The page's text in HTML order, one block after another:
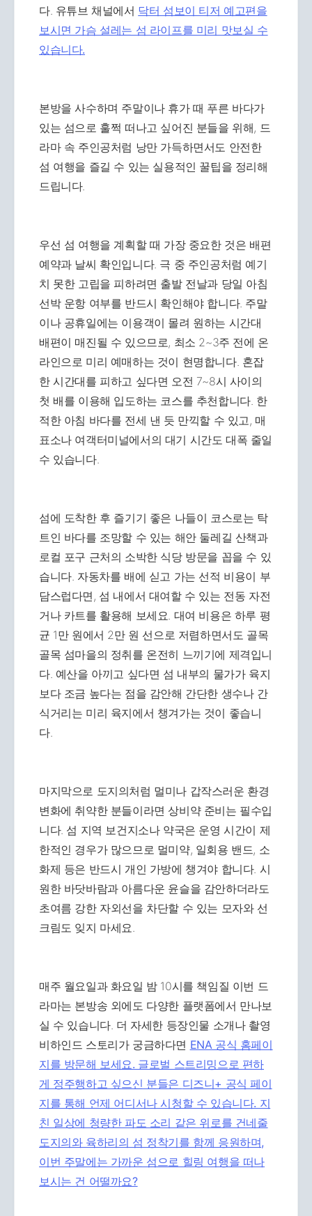
다. 유튜브 채널에서 닥터 섬보이 티저 예고편을
보시면 가슴 설레는 섬 라이프를 미리 맛보실 수
있습니다.
본방을 사수하며 주말이나 휴가 때 푸른 바다가
있는 섬으로 훌쩍 떠나고 싶어진 분들을 위해, 드
라마 속 주인공처럼 낭만 가득하면서도 안전한
섬 여행을 즐길 수 있는 실용적인 꿀팁을 정리해
드립니다.
우선 섬 여행을 계획할 때 가장 중요한 것은 배편
예약과 날씨 확인입니다. 극 중 주인공처럼 예기
치 못한 고립을 피하려면 출발 전날과 당일 아침
선박 운항 여부를 반드시 확인해야 합니다. 주말
이나 공휴일에는 이용객이 몰려 원하는 시간대
배편이 매진될 수 있으므로, 최소 2~3주 전에 온
라인으로 미리 예매하는 것이 현명합니다. 혼잡
한 시간대를 피하고 싶다면 오전 7~8시 사이의
첫 배를 이용해 입도하는 코스를 추천합니다. 한
적한 아침 바다를 전세 낸 듯 만끽할 수 있고, 매
표소나 여객터미널에서의 대기 시간도 대폭 줄일
수 있습니다.
섬에 도착한 후 즐기기 좋은 나들이 코스로는 탁
트인 바다를 조망할 수 있는 해안 둘레길 산책과
로컬 포구 근처의 소박한 식당 방문을 꼽을 수 있
습니다. 자동차를 배에 싣고 가는 선적 비용이 부
담스럽다면, 섬 내에서 대여할 수 있는 전동 자전
거나 카트를 활용해 보세요. 대여 비용은 하루 평
균 1만 원에서 2만 원 선으로 저렴하면서도 골목
골목 섬마을의 정취를 온전히 느끼기에 제격입니
다. 예산을 아끼고 싶다면 섬 내부의 물가가 육지
보다 조금 높다는 점을 감안해 간단한 생수나 간
식거리는 미리 육지에서 챙겨가는 것이 좋습니
다.
마지막으로 도지의처럼 멀미나 갑작스러운 환경
변화에 취약한 분들이라면 상비약 준비는 필수입
니다. 섬 지역 보건지소나 약국은 운영 시간이 제
한적인 경우가 많으므로 멀미약, 일회용 밴드, 소
화제 등은 반드시 개인 가방에 챙겨야 합니다. 시
원한 바닷바람과 아름다운 윤슬을 감안하더라도
초여름 강한 자외선을 차단할 수 있는 모자와 선
크림도 잊지 마세요.
매주 월요일과 화요일 밤 10시를 책임질 이번 드
라마는 본방송 외에도 다양한 플랫폼에서 만나보
실 수 있습니다. 더 자세한 등장인물 소개나 촬영
비하인드 스토리가 궁금하다면 ENA 공식 홈페이
지를 방문해 보세요. 글로벌 스트리밍으로 편하
게 정주행하고 싶으신 분들은 디즈니+ 공식 페이
지를 통해 언제 어디서나 시청할 수 있습니다. 지
친 일상에 청량한 파도 소리 같은 위로를 건네줄
도지의와 육하리의 섬 정착기를 함께 응원하며,
이번 주말에는 가까운 섬으로 힐링 여행을 떠나
보시는 건 어떨까요?